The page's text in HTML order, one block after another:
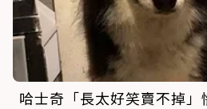
哈士奇「長太好笑賣不掉